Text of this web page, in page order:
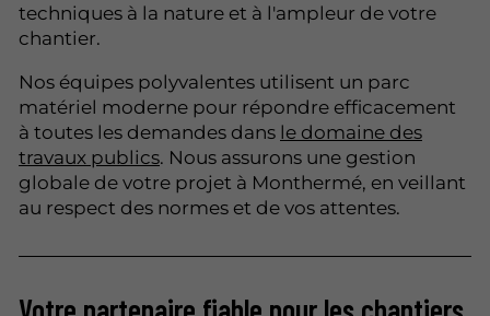
techniques à la nature et à l'ampleur de votre
chantier.
Nos équipes polyvalentes utilisent un parc
matériel moderne pour répondre efficacement
à toutes les demandes dans le domaine des
travaux publics. Nous assurons une gestion
globale de votre projet à Monthermé, en veillant
au respect des normes et de vos attentes.